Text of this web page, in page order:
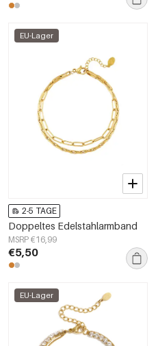
EU-Lager
2-5 TAGE
Doppeltes Edelstahlarmband
MSRP €16,99
€5,50
EU-Lager